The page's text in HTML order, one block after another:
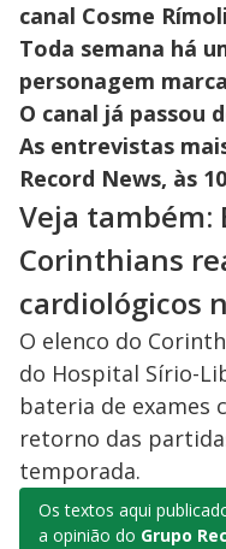
canal Cosme
Toda semana há
personagem
O canal já passou
As entrevistas
Record News, às
Veja também:
Corinthians
cardiológicos
O elenco do
do Hospital Sírio-
bateria de exames
retorno das
temporada.
Os textos aqui
a opinião do Grupo